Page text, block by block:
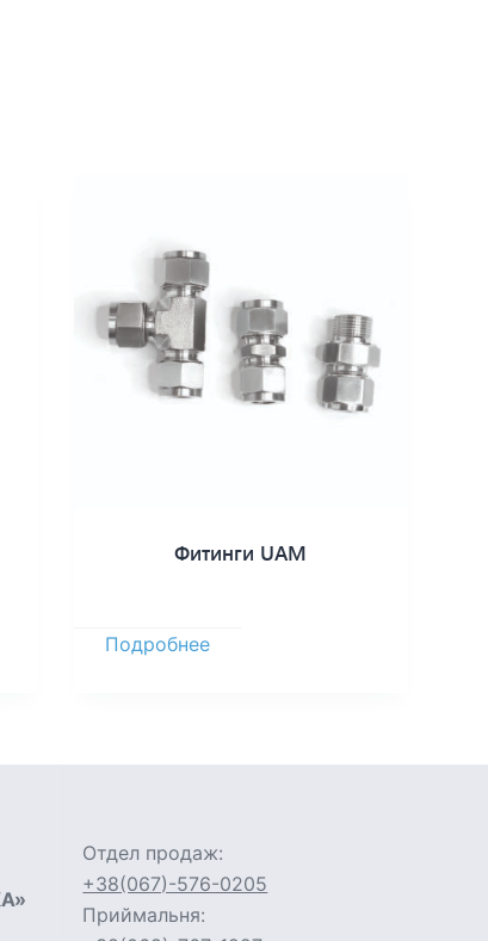
Фитинги UAM
Подробнее
Отдел продаж:
+38(067)-576-0205
Приймальня: